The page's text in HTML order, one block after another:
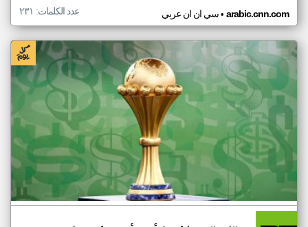
سي ان ان عربي• arabic.cnn.com عدد الكلمات: ٢٣١